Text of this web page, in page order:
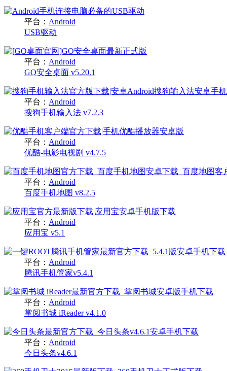
平台： Android
USB驱动
平台： Android
GO安全桌面 v5.20.1
平台： Android
搜狗手机输入法 v7.2.3
平台： Android
优酷-电影电视剧 v4.7.5
平台： Android
百度手机地图 v8.2.5
平台： Android
应用宝 v5.1
平台： Android
腾讯手机管家v5.4.1
平台： Android
掌阅书城 iReader v4.1.0
平台： Android
今日头条v4.6.1